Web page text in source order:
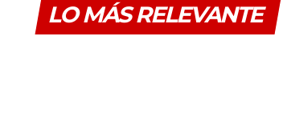
LO MÁS RELEVANTE